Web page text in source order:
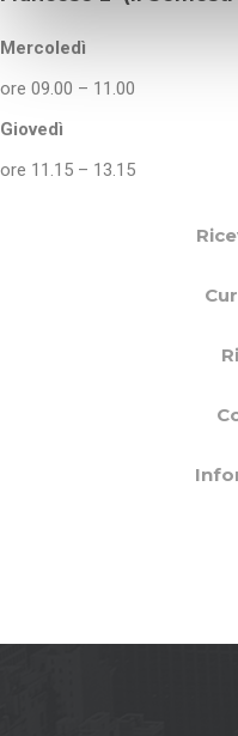
s
Mercoledì
ore 09.00 – 11.00
Giovedì
ore 11.15 – 13.15